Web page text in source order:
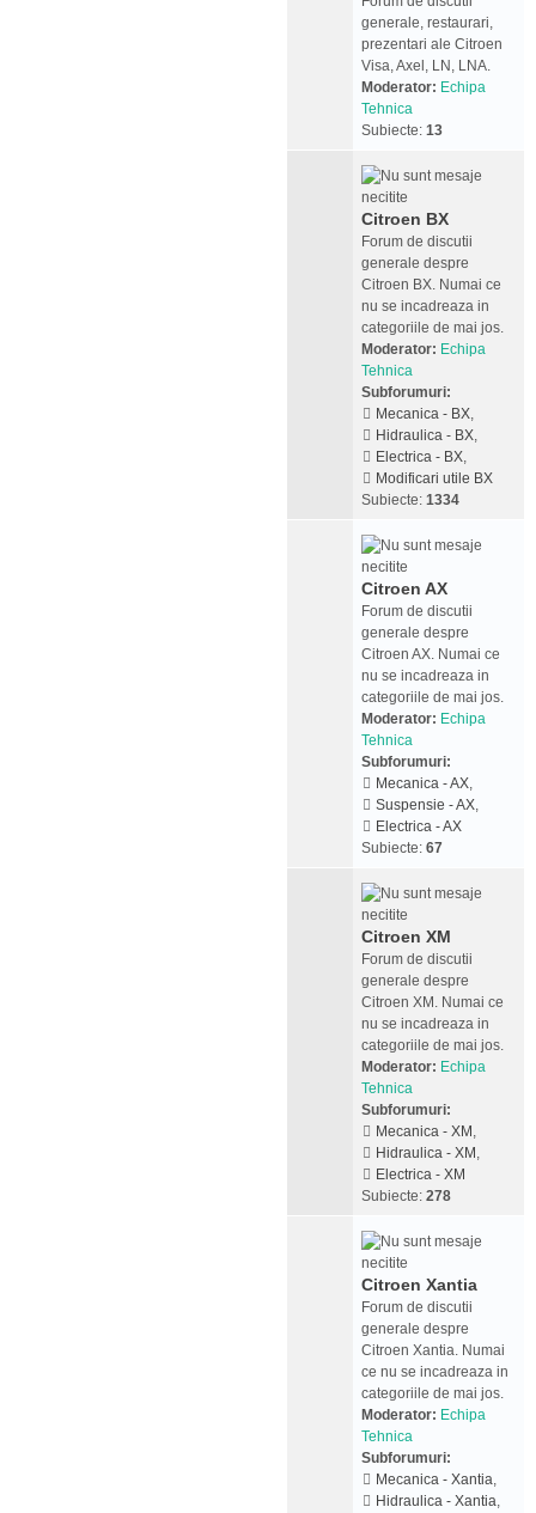
generale, restaurari,
prezentari ale Citroen
Visa, Axel, LN, LNA.
Moderator: Echipa
Tehnica
Subiecte: 13
Citroen BX
Forum de discutii
generale despre
Citroen BX. Numai ce
nu se incadreaza in
categoriile de mai jos.
Moderator: Echipa
Tehnica
Subforumuri:
Mecanica - BX,
Hidraulica - BX,
Electrica - BX,
Modificari utile BX
Subiecte: 1334
Citroen AX
Forum de discutii
generale despre
Citroen AX. Numai ce
nu se incadreaza in
categoriile de mai jos.
Moderator: Echipa
Tehnica
Subforumuri:
Mecanica - AX,
Suspensie - AX,
Electrica - AX
Subiecte: 67
Citroen XM
Forum de discutii
generale despre
Citroen XM. Numai ce
nu se incadreaza in
categoriile de mai jos.
Moderator: Echipa
Tehnica
Subforumuri:
Mecanica - XM ,
Hidraulica - XM ,
Electrica - XM
Subiecte: 278
Citroen Xantia
Forum de discutii
generale despre
Citroen Xantia. Numai
ce nu se incadreaza in
categoriile de mai jos.
Moderator: Echipa
Tehnica
Subforumuri:
Mecanica - Xantia,
Hidraulica - Xantia,